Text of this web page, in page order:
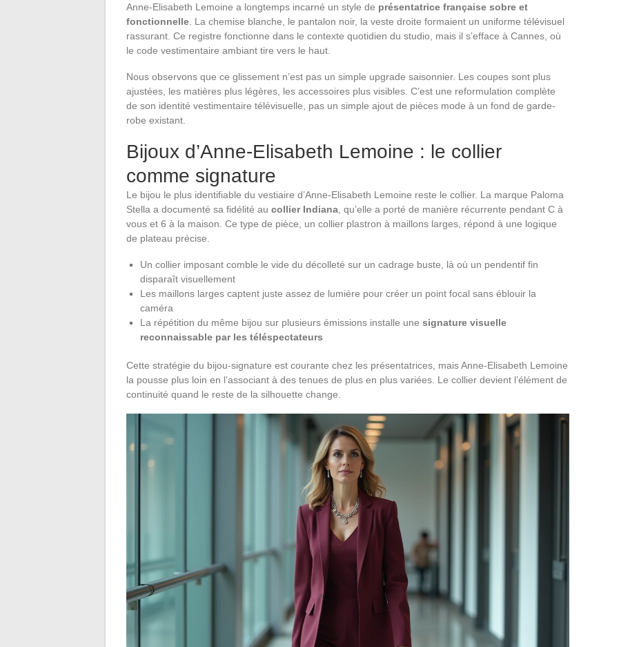
Anne-Elisabeth Lemoine a longtemps incarné un style de présentatrice française sobre et
fonctionnelle . La chemise blanche, le pantalon noir, la veste droite formaient un uniforme télévisuel
rassurant. Ce registre fonctionne dans le contexte quotidien du studio, mais il s’efface à Cannes, où
le code vestimentaire ambiant tire vers le haut.
Nous observons que ce glissement n’est pas un simple upgrade saisonnier. Les coupes sont plus
ajustées, les matières plus légères, les accessoires plus visibles. C’est une reformulation complète
de son identité vestimentaire télévisuelle, pas un simple ajout de pièces mode à un fond de garde-
robe existant.
Bijoux d’Anne-Elisabeth Lemoine : le collier
comme signature
Le bijou le plus identifiable du vestiaire d’Anne-Elisabeth Lemoine reste le collier. La marque Paloma
Stella a documenté sa fidélité au collier Indiana , qu’elle a porté de manière récurrente pendant C à
vous et 6 à la maison. Ce type de pièce, un collier plastron à maillons larges, répond à une logique
de plateau précise.
Un collier imposant comble le vide du décolleté sur un cadrage buste, là où un pendentif fin
disparaît visuellement
Les maillons larges captent juste assez de lumière pour créer un point focal sans éblouir la
caméra
La répétition du même bijou sur plusieurs émissions installe une signature visuelle
reconnaissable par les téléspectateurs
Cette stratégie du bijou-signature est courante chez les présentatrices, mais Anne-Elisabeth Lemoine
la pousse plus loin en l’associant à des tenues de plus en plus variées. Le collier devient l’élément de
continuité quand le reste de la silhouette change.